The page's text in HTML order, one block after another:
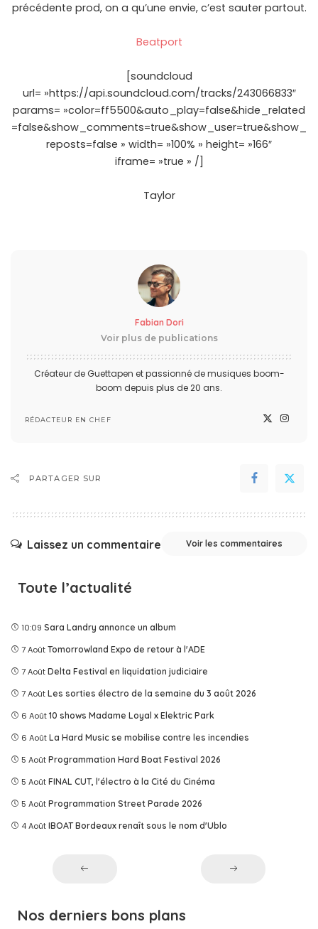
précédente prod, on a qu’une envie, c’est sauter partout.
Beatport
[soundcloud
url= »https://api.soundcloud.com/tracks/243066833″
params= »color=ff5500&auto_play=false&hide_related
=false&show_comments=true&show_user=true&show_
reposts=false » width= »100% » height= »166″
iframe= »true » /]
Taylor
Fabian Dori
Voir plus de publications
Créateur de Guettapen et passionné de musiques boom-
boom depuis plus de 20 ans.
RÉDACTEUR EN CHEF
PARTAGER SUR
Laissez un commentaire Voir les commentaires
Toute l’actualité
10:09 Sara Landry annonce un album
7 Août Tomorrowland Expo de retour à l'ADE
7 Août Delta Festival en liquidation judiciaire
7 Août Les sorties électro de la semaine du 3 août 2026
6 Août 10 shows Madame Loyal x Elektric Park
6 Août La Hard Music se mobilise contre les incendies
5 Août Programmation Hard Boat Festival 2026
5 Août FINAL CUT, l'électro à la Cité du Cinéma
5 Août Programmation Street Parade 2026
4 Août IBOAT Bordeaux renaît sous le nom d'Ublo
Nos derniers bons plans